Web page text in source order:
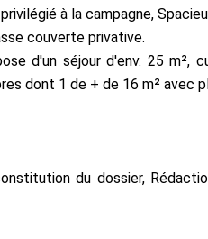
à la campagne,
couverte privative.
d'un séjour d'env. 25 m²,
dont 1 de + de 16 m² avec
du dossier,